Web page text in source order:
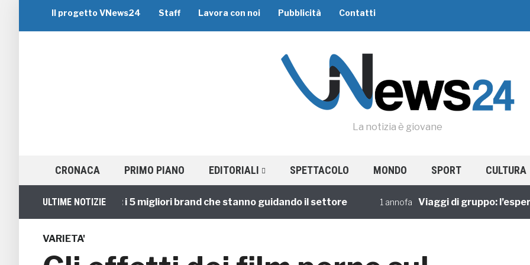
Il progetto VNews24 Staff Lavora con noi Pubblicità Contatti
La notizia è giovane
CRONACA PRIMO PIANO EDITORIALI SPETTACOLO MONDO SPORT CULTURA
ULTIME NOTIZIE
Viaggi di Gruppo: i 5 migliori brand che stanno guidando il settore Viaggi di gruppo:
VARIETA'